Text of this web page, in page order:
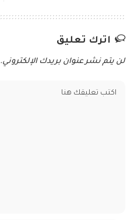
اترك تعليق
لن يتم نشر عنوان بريدك الإلكتروني.